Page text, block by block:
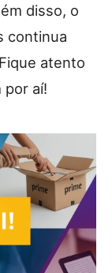
disso, o
continua
atento
por aí!